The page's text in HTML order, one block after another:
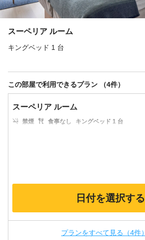
スーペリア ルーム
キングベッド 1 台
この部屋で利用できるプラン （4件）
スーペリア ルーム
禁煙 食事なし
キングベッド 1 台
日付を選択する
プランをすべて見る（4件）